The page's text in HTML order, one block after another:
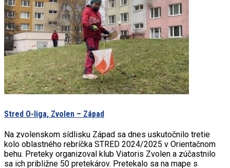
Stred O-liga, Zvolen – Západ
Na zvolenskom sídlisku Západ sa dnes uskutočnilo tretie
kolo oblastného rebríčka STRED 2024/2025 v Orientačnom
behu. Preteky organizoval klub Viatoris Zvolen a zúčastnilo
sa ich približne 50 pretekárov. Pretekalo sa na mape s